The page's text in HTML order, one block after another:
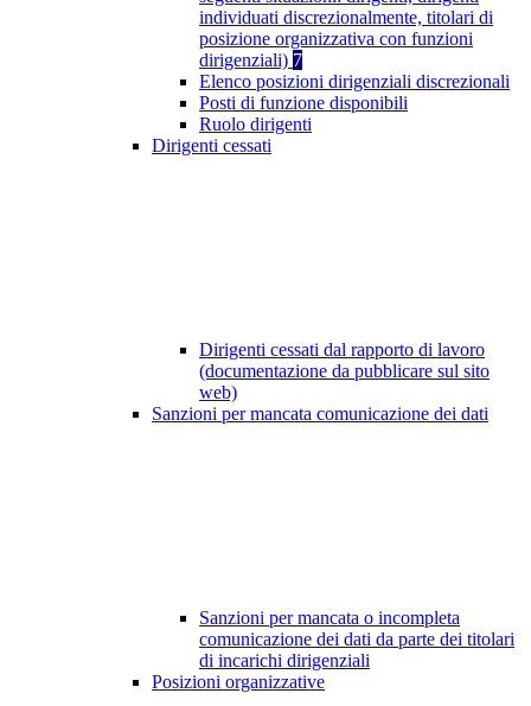
individuati discrezionalmente, titolari di
posizione organizzativa con funzioni
dirigenziali) 7
Elenco posizioni dirigenziali discrezionali
Posti di funzione disponibili
Ruolo dirigenti
Dirigenti cessati
Dirigenti cessati dal rapporto di lavoro
(documentazione da pubblicare sul sito
web)
Sanzioni per mancata comunicazione dei dati
Sanzioni per mancata o incompleta
comunicazione dei dati da parte dei titolari
di incarichi dirigenziali
Posizioni organizzative